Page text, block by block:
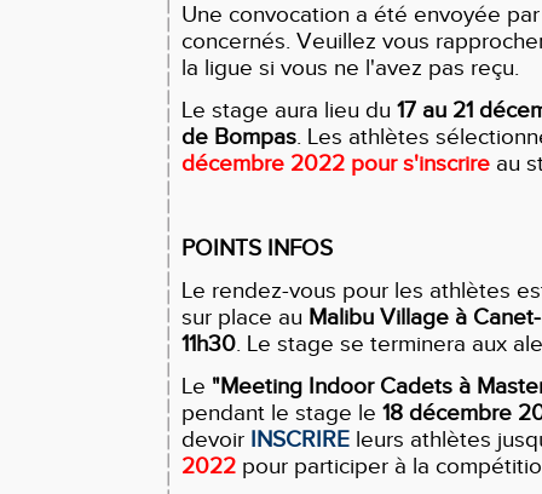
Une convocation a été envoyée
concernés. Veuillez vous
la ligue si vous ne l'avez pas reçu.
Le stage aura lieu du 17 au 21
de Bompas. Les athlètes
décembre 2022 pour s'inscrire au
POINTS INFOS
Le rendez-vous pour les athlètes
sur place au Malibu Village à
11h30. Le stage se terminera aux
Le "Meeting Indoor Cadets à
pendant le stage le 18 décembre
devoir INSCRIRE leurs athlètes
2022 pour participer à la